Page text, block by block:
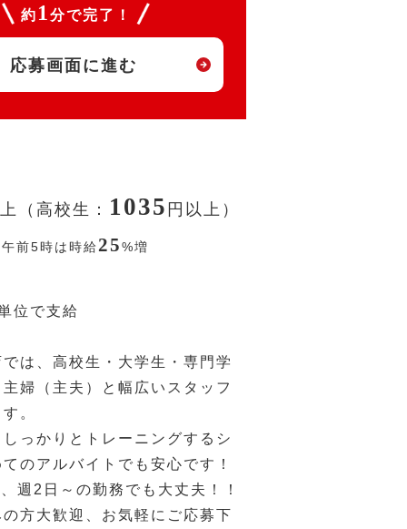
約 1 分で完了！
応募画面に進む
（高校生： 1035 円 以上）
前5時は時給25%増
位で支給
は、高校生・大学生・専門学
婦（主夫）と幅広いスタッフ
。
っかりとトレーニングするシ
のアルバイトでも安心です！
週2日～の勤務でも大丈夫！！
方大歓迎、お気軽にご応募下